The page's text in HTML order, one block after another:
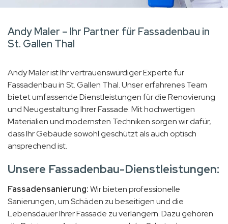
Andy Maler – Ihr Partner für Fassadenbau in
St. Gallen Thal
Andy Maler ist Ihr vertrauenswürdiger Experte für
Fassadenbau in St. Gallen Thal. Unser erfahrenes Team
bietet umfassende Dienstleistungen für die Renovierung
und Neugestaltung Ihrer Fassade. Mit hochwertigen
Materialien und modernsten Techniken sorgen wir dafür,
dass Ihr Gebäude sowohl geschützt als auch optisch
ansprechend ist.
Unsere Fassadenbau-Dienstleistungen:
Fassadensanierung:Wir bieten professionelle
Sanierungen, um Schäden zu beseitigen und die
Lebensdauer Ihrer Fassade zu verlängern. Dazu gehören